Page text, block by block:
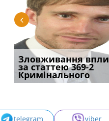
Якщо суд встановив
відшкодування шкоди
наявніс
Зловживання
за статтею 369-2
Кримінального
Особливості
кримінальному
провадженні: я
telegram viber